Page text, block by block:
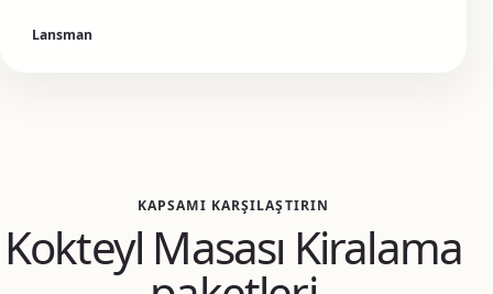
Lansman
KAPSAMI KARŞILAŞTIRIN
Kokteyl Masası Kiralama